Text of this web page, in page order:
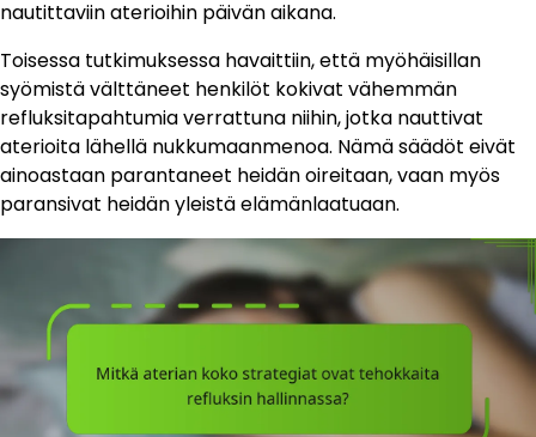
nautittaviin aterioihin päivän aikana.
Toisessa tutkimuksessa havaittiin, että myöhäisillan
syömistä välttäneet henkilöt kokivat vähemmän
refluksitapahtumia verrattuna niihin, jotka nauttivat
aterioita lähellä nukkumaanmenoa. Nämä säädöt eivät
ainoastaan parantaneet heidän oireitaan, vaan myös
paransivat heidän yleistä elämänlaatuaan.